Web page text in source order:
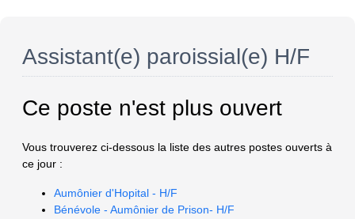
Assistant(e) paroissial(e) H/F
Ce poste n'est plus ouvert
Vous trouverez ci-dessous la liste des autres postes ouverts à
ce jour :
Aumônier d'Hopital - H/F
Bénévole - Aumônier de Prison- H/F